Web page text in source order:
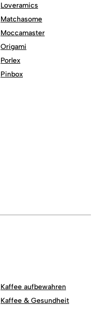
Loveramics
Matchasome
Moccamaster
Origami
Porlex
Pinbox
Kaffee aufbewahren
Kaffee & Gesundheit